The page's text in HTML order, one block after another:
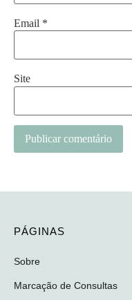
Email *
Site
PÁGINAS
Sobre
Marcação de Consultas